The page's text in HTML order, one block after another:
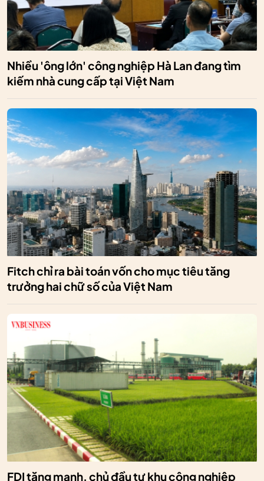
Nhiều 'ông lớn' công nghiệp Hà Lan đang tìm
kiếm nhà cung cấp tại Việt Nam
Fitch chỉ ra bài toán vốn cho mục tiêu tăng
trưởng hai chữ số của Việt Nam
FDI tăng mạnh, chủ đầu tư khu công nghiệp